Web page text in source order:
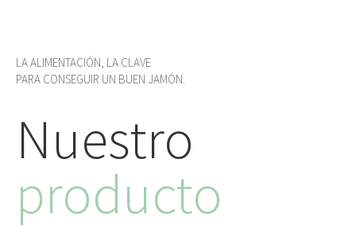
LA ALIMENTACIÓN, LA CLAVE
PARA CONSEGUIR UN BUEN JAMÓN.
Nuestro
producto